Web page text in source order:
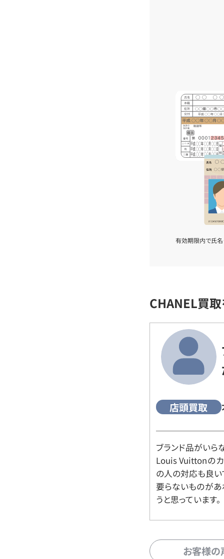
有効期限内で氏名
CHANEL買
店頭買取
ブランド品がいら
Louis Vuittonの
の人の対応も良い
要らないものがあ
うと思っています。
お客様